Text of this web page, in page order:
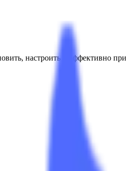
настроить и эффективно